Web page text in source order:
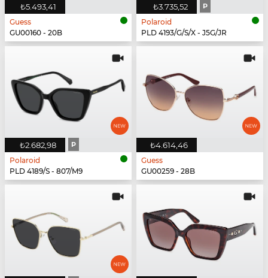
₺5.493,41
Guess
GU00160 - 20B
₺3.735,52 P
Polaroid
PLD 4193/G/S/X - J5G/JR
₺2.682,98 P
Polaroid
PLD 4189/S - 807/M9
₺4.614,46
Guess
GU00259 - 28B